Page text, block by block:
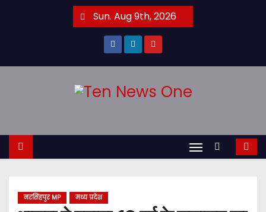
t
Sun. Aug 9th, 2026
नरसिंहपुर MP मध्य प्रदेश